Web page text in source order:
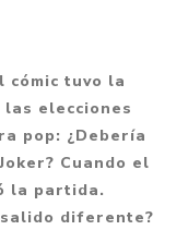
cómic tuvo la
elecciones
pop: ¿Debería
Cuando el
la partida.
diferente?